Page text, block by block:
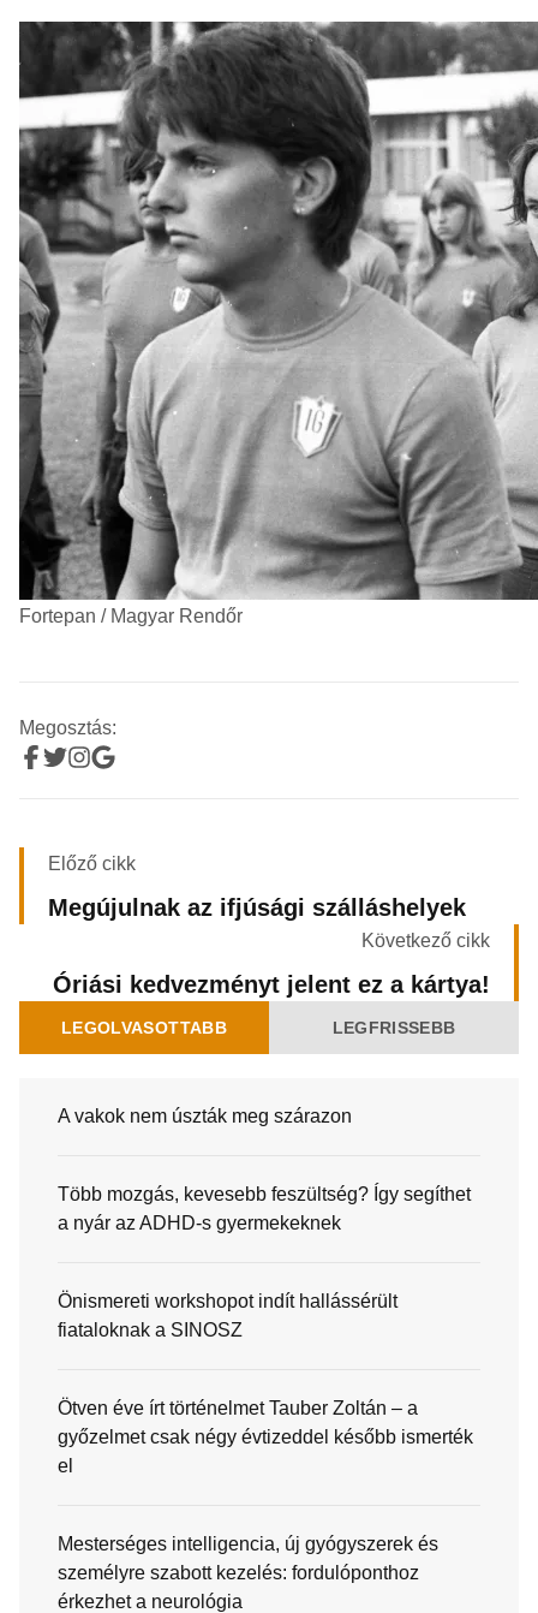
Fortepan / Magyar Rendőr
Megosztás:
Előző cikk
Megújulnak az ifjúsági szálláshelyek
Következő cikk
Óriási kedvezményt jelent ez a kártya!
LEGOLVASOTTABB LEGFRISSEBB
A vakok nem úszták meg szárazon
Több mozgás, kevesebb feszültség? Így segíthet
a nyár az ADHD-s gyermekeknek
Önismereti workshopot indít hallássérült
fiataloknak a SINOSZ
Ötven éve írt történelmet Tauber Zoltán – a
győzelmet csak négy évtizeddel később ismerték
el
Mesterséges intelligencia, új gyógyszerek és
személyre szabott kezelés: fordulóponthoz
érkezhet a neurológia